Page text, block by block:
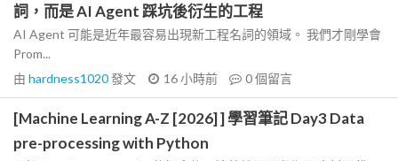
詞，而是 AI Agent 踩坑後衍生的工程
AI Agent 可能是近年最容易出現新工程名詞的領域。 我們才剛學會
Prom...
由 hardness1020發文 16 小時前 0個留言
[Machine Learning A-Z [2026] ] 學習筆記 Day3 Data
pre-processing with Python